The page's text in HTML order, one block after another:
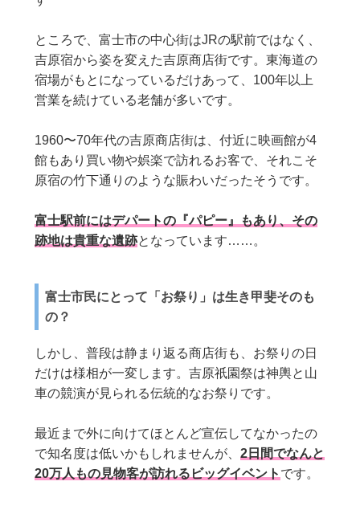
ところで、富士市の中心街はJRの駅前ではなく、
吉原宿から姿を変えた吉原商店街です。東海道の
宿場がもとになっているだけあって、100年以上
営業を続けている老舗が多いです。
1960〜70年代の吉原商店街は、付近に映画館が4
館もあり買い物や娯楽で訪れるお客で、それこそ
原宿の竹下通りのような賑わいだったそうです。
富士駅前にはデパートの『パピー』もあり、その
跡地は貴重な遺跡となっています……。
富士市民にとって「お祭り」は生き甲斐そのも
の？
しかし、普段は静まり返る商店街も、お祭りの日
だけは様相が一変します。吉原祇園祭は神輿と山
車の競演が見られる伝統的なお祭りです。
最近まで外に向けてほとんど宣伝してなかったの
で知名度は低いかもしれませんが、2日間でなんと
20万人もの見物客が訪れるビッグイベント です。